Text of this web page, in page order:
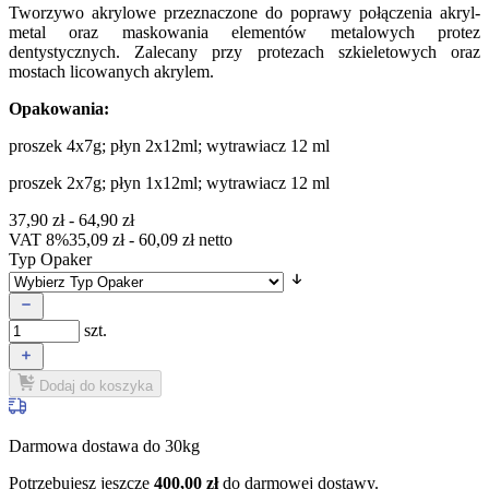
Tworzywo akrylowe przeznaczone do poprawy połączenia akryl-
metal oraz maskowania elementów metalowych protez
dentystycznych. Zalecany przy protezach szkieletowych oraz
mostach licowanych akrylem.
Opakowania:
proszek 4x7g; płyn 2x12ml; wytrawiacz 12 ml
proszek 2x7g; płyn 1x12ml; wytrawiacz 12 ml
37,90 zł- 64,90 zł
VAT 8%35,09 zł- 60,09 złnetto
Typ Opaker
szt.
Dodaj do koszyka
Darmowa dostawa do 30kg
Potrzebujesz jeszcze 400,00 złdo darmowej dostawy.